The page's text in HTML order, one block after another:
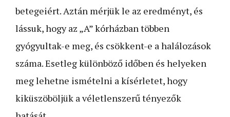
betegeiért. Aztán mérjük le az eredményt, és
lássuk, hogy az „A” kórházban többen
gyógyultak-e meg, és csökkent-e a halálozások
száma. Esetleg különböző időben és helyeken
meg lehetne ismételni a kísérletet, hogy
kiküszöböljük a véletlenszerű tényezők